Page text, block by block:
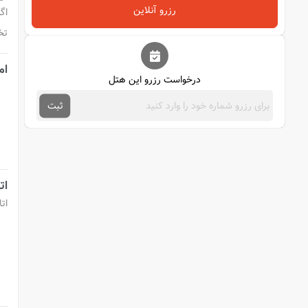
رزرو آنلاین
درخواست رزرو این هتل
ثبت